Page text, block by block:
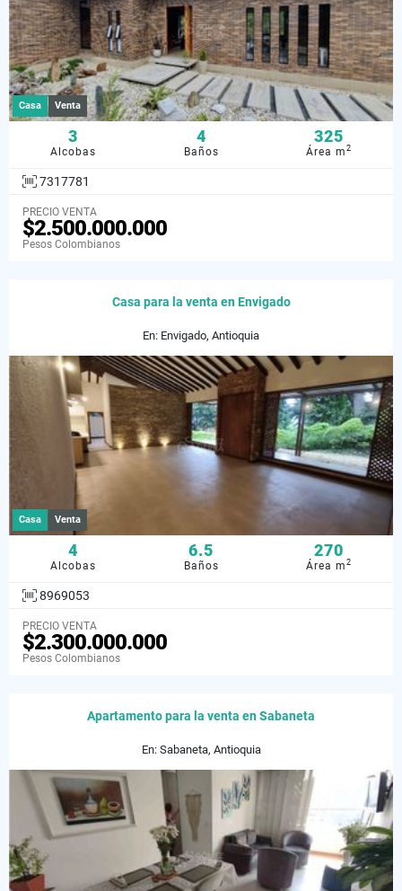
Casa Venta
3
Alcobas
4
Baños
325
Área m2
7317781
PRECIO VENTA
$2.500.000.000
Pesos Colombianos
Casa para la venta en Envigado
En: Envigado, Antioquia
Casa Venta
4
Alcobas
6.5
Baños
270
Área m2
8969053
PRECIO VENTA
$2.300.000.000
Pesos Colombianos
Apartamento para la venta en Sabaneta
En: Sabaneta, Antioquia